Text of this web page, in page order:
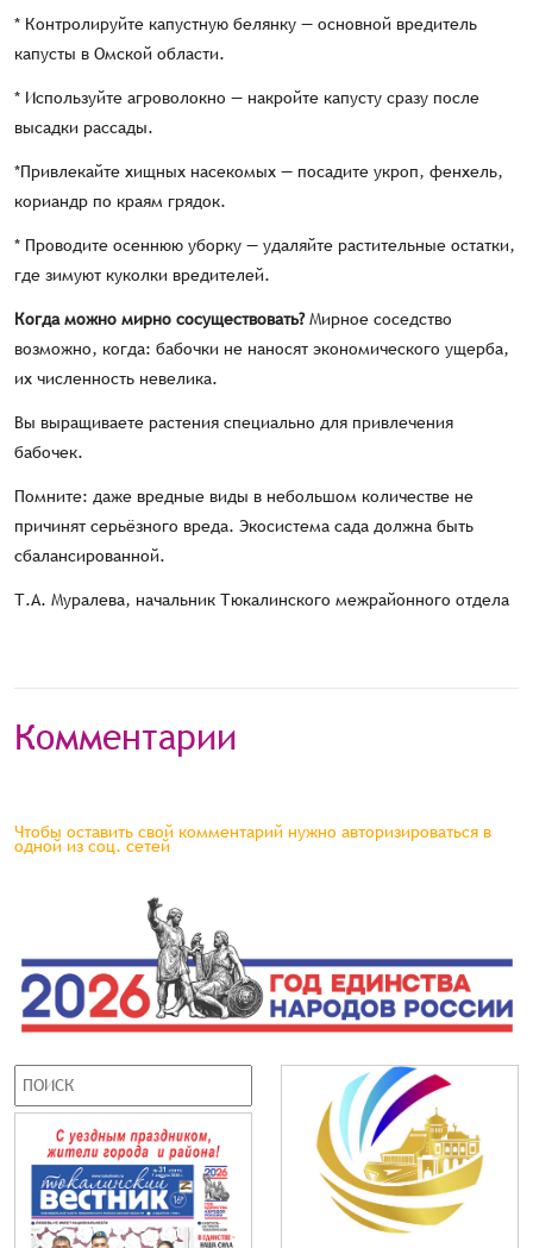
* Контролируйте капустную белянку — основной вредитель
капусты в Омской области.
* Используйте агроволокно — накройте капусту сразу после
высадки рассады.
*Привлекайте хищных насекомых — посадите укроп, фенхель,
кориандр по краям грядок.
* Проводите осеннюю уборку — удаляйте растительные остатки,
где зимуют куколки вредителей.
Когда можно мирно сосуществовать?Мирное соседство
возможно, когда: бабочки не наносят экономического ущерба,
их численность невелика.
Вы выращиваете растения специально для привлечения
бабочек.
Помните: даже вредные виды в небольшом количестве не
причинят серьёзного вреда. Экосистема сада должна быть
сбалансированной.
Т.А. Муралева, начальник Тюкалинского межрайонного отдела
Комментарии
Чтобы оставить свой комментарий нужно авторизироваться в
одной из соц. сетей